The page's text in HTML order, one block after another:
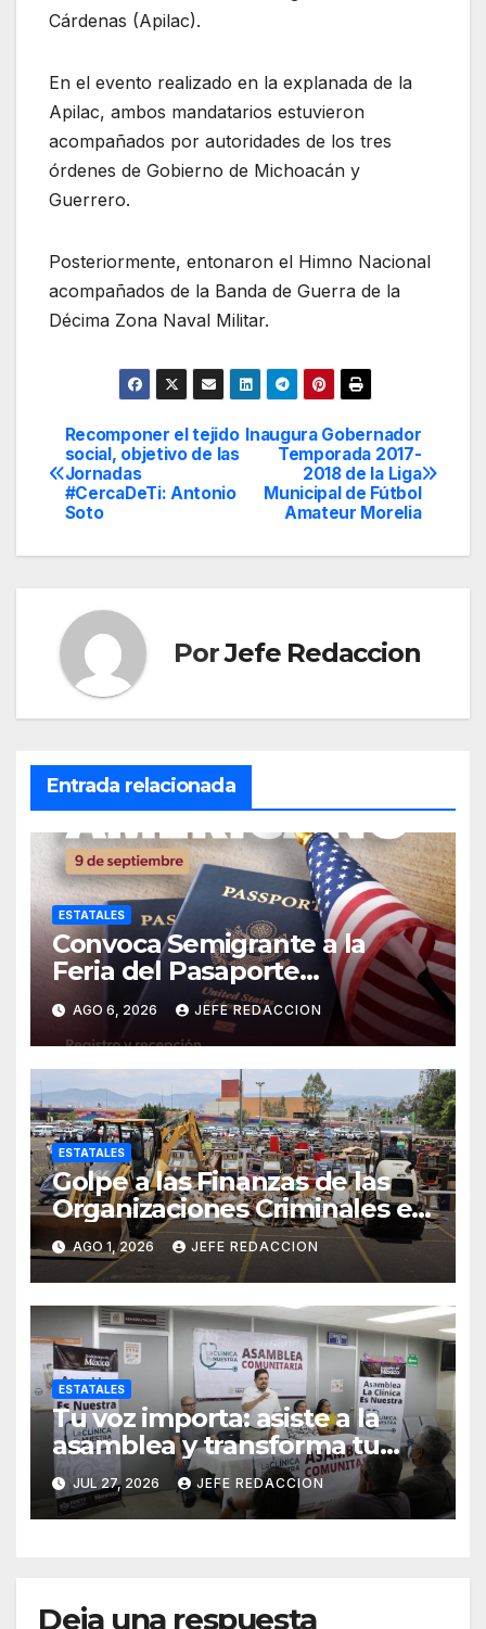
Cárdenas (Apilac).
En el evento realizado en la explanada de la
Apilac, ambos mandatarios estuvieron
acompañados por autoridades de los tres
órdenes de Gobierno de Michoacán y
Guerrero.
Posteriormente, entonaron el Himno Nacional
acompañados de la Banda de Guerra de la
Décima Zona Naval Militar.
Navegación
de
Inaugura Gobernador
Temporada 2017-
2018 de la Liga
Municipal de Fútbol
Amateur Morelia
Recomponer el tejido
social, objetivo de las
Jornadas
#CercaDeTi: Antonio
Soto
PorJefe Redaccion
Entrada relacionada
ESTATALES
Convoca Semigrante a la
Feria del Pasaporte
Estadounidense 2026
AGO 6, 2026 JEFE REDACCION
ESTATALES
Golpe a las Finanzas de las
Organizaciones Criminales en
Operativos
Interinstitucionales
AGO 1, 2026 JEFE REDACCION
ESTATALES
Tu voz importa: asiste a la
asamblea y transforma tu
clínica del IMSS-Bienestar
JUL 27, 2026 JEFE REDACCION
Deja una respuesta